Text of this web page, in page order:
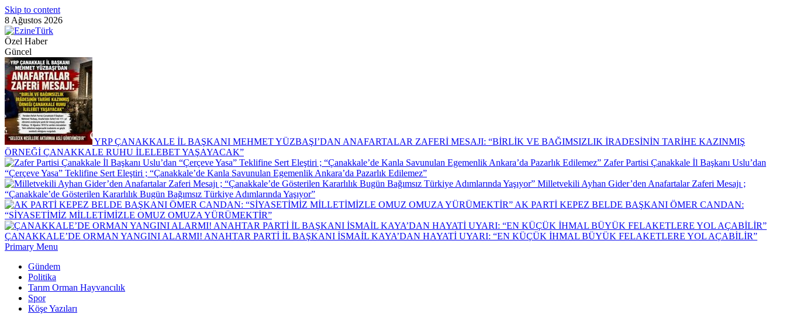
Skip to content
8 Ağustos 2026
Özel Haber
Güncel
YRP ÇANAKKALE İL BAŞKANI MEHMET YÜZBAŞI’DAN ANAFARTALAR ZAFERİ MESAJI: “BİRLİK VE BAĞIMSIZLIK İRADESİNİN TARİHE KAZINMIŞ
ÖRNEĞİ ÇANAKKALE RUHU İLELEBET YAŞAYACAK”
Zafer Partisi Çanakkale İl Başkanı Uslu’dan
“Çerçeve Yasa” Teklifine Sert Eleştiri ; “Çanakkale’de Kanla Savunulan Egemenlik Ankara’da Pazarlık Edilemez”
Milletvekili Ayhan Gider’den Anafartalar Zaferi Mesajı ;
“Çanakkale’de Gösterilen Kararlılık Bugün Bağımsız Türkiye Adımlarında Yaşıyor”
AK PARTİ KEPEZ BELDE BAŞKANI ÖMER CANDAN:
“SİYASETİMİZ MİLLETİMİZLE OMUZ OMUZA YÜRÜMEKTİR”
ÇANAKKALE’DE ORMAN YANGINI ALARMI! ANAHTAR PARTİ İL BAŞKANI İSMAİL KAYA’DAN HAYATİ UYARI: “EN KÜÇÜK İHMAL BÜYÜK FELAKETLERE YOL AÇABİLİR”
Primary Menu
Gündem
Politika
Tarım Orman Hayvancılık
Spor
Köşe Yazıları